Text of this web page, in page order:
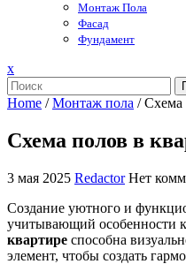
Монтаж Пола
Фасад
Фундамент
xЗакрыть
меню
Home /Монтаж пола /Схема
Схема полов в
3 мая 2025 Redactor Нет
Создание уютного и
учитывающий особенности
квартире способна
элемент, чтобы создать